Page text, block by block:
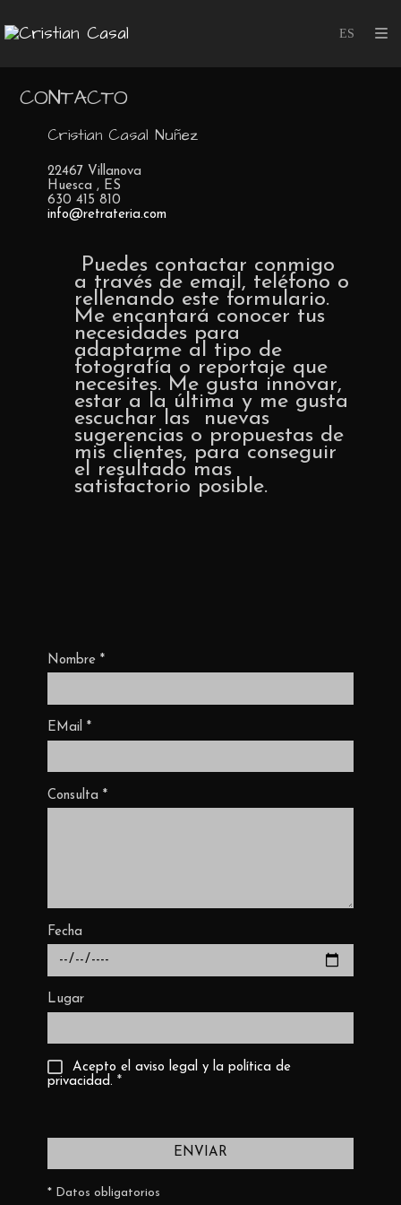
CONTACTO
Cristian Casal Nuñez
22467 Villanova
Huesca , ES
630 415 810
info@retrateria.com
Puedes contactar conmigo
a través de email, teléfono o
rellenando este formulario.
Me encantará conocer tus
necesidades para
adaptarme al tipo de
fotografía o reportaje que
necesites. Me gusta innovar,
estar a la última y me gusta
escuchar las nuevas
sugerencias o propuestas de
mis clientes, para conseguir
el resultado mas
satisfactorio posible.
Nombre *
EMail *
Consulta *
Fecha
Lugar
Acepto el aviso legal y la política de
privacidad. *
ENVIAR
* Datos obligatorios